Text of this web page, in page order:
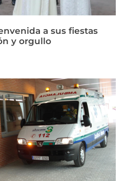
a sus fiestas
y orgullo